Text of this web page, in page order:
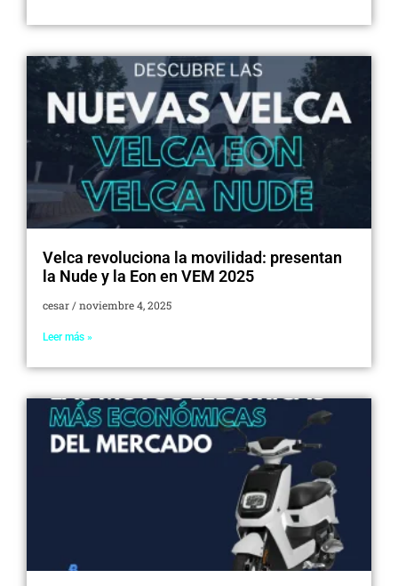
Velca revoluciona la movilidad: presentan
la Nude y la Eon en VEM 2025
cesar noviembre 4, 2025
Leer más »